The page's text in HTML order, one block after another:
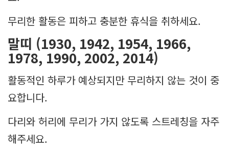
무리한 활동은 피하고 충분한 휴식을 취하세요.
말띠 (1930, 1942, 1954, 1966,
1978, 1990, 2002, 2014)
활동적인 하루가 예상되지만 무리하지 않는 것이 중
요합니다.
다리와 허리에 무리가 가지 않도록 스트레칭을 자주
해주세요.